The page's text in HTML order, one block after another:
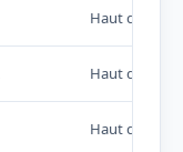
Haut de
Haut de
Haut de